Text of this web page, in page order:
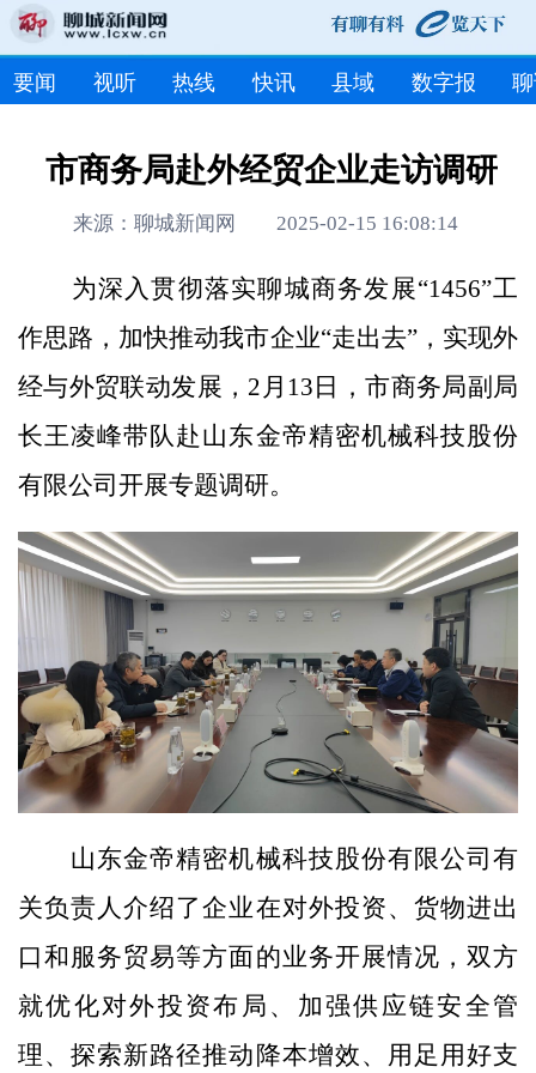
要闻 视听 热线 快讯 县域 数字报
市商务局赴外经贸企业走访调研
来源：聊城新闻网 2025-02-15 16:08:14
为深入贯彻落实聊城商务发展“1456”工
作思路，加快推动我市企业“走出去”，实现外
经与外贸联动发展，2月13日，市商务局副局
长王凌峰带队赴山东金帝精密机械科技股份
有限公司开展专题调研。
山东金帝精密机械科技股份有限公司有
关负责人介绍了企业在对外投资、货物进出
口和服务贸易等方面的业务开展情况，双方
就优化对外投资布局、加强供应链安全管
理、探索新路径推动降本增效、用足用好支